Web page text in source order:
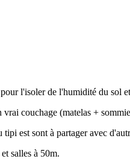
l'isoler de l'humidité du sol
couchage (matelas +
est sont à partager avec
salles à 50m.